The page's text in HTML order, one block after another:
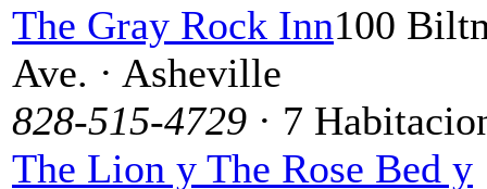
The Gray Rock Inn100
Ave. · Asheville
828-515-4729 · 7
The Lion y The Rose Bed y